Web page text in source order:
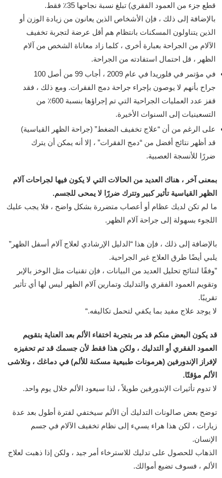
قطع جزء من العمود الفقري) تبلغ نسبة نجاحها 35٪ فقط.
بالإضافة إلى ذلك ، فإن الأشخاص الذين يعانون من زيادة الوزن أو
الذين يتناولون المسكنات بانتظام هم أقل عرضة لتجربة تخفيف
الآلام من الجراحة بعبارة أخرى ، كلما زاد معاناة الشخص من آلام
الظهر ، قل احتمال استفادته من الجراحة.
في مؤتمر في فلوريدا في عام 2009 ، أجاب 99 من أصل 100
جراح بأنهم لا يوصون بإجراء جراحة دمج الفقرات. ومع ذلك ، فقد
قفز عدد العمليات الجراحية التي تم إجراؤها بنسبة 600٪ من
التسعينيات إلى السنوات الأخيرة.
على الرغم من أن “علاج تخفيف الضغط” (جراحة الظهر القياسية)
قد أظهر نتائج أفضل من “دمج الفقرات” ، إلا أنه يمكن أن يترك
ضررًا للأنسجة العصبية.
بمعنى آخر ، هناك العديد من الحالات التي لا يكون فيها لجراحات آلام
الظهر القياسية تأثير كبير وتترك ضررًا لا يمحى للجسم.
ما لم تكن لديك عظام أو أعصاب متضررة بشكل واضح ، فلا يجب عليك
اللجوء بسهولة إلى جراحة آلام الظهر.
بالإضافة إلى ذلك ، فإن هذا “الدليل الإرشادي لعلاج آلام أسفل الظهر”
يلبي أيضًا طرق العلاج غير الجراحية.
وفقًا لنتائج تحليل العديد من البيانات ، فإن تقنيات مثل الوخز بالإبر
وتقويم العمود الفقري والتدليك وتمارين آلام الظهر ليس لها أي تأثير
تقريبًا.
لا يوجد علاج مفيد بما يكفي لتحمل تكاليفه.
قد يكون البعض منكم قد مر بتجربة اختفاء الألم بعد العناية بتقويم
العمود الفقري أو التدليك ، ولكن هذا فقط لأن جسمك قد تم تحفيزه
لإفراز الإندورفين (هرمونات طبيعية مسكنة للألم) في دماغك ، وتلاشى
الألم مؤقتًا.
لا تدوم تأثيرات الإندورفين طويلاً ، لذا سيعود الألم خلال يوم واحد.
توضح بعض صالونات التدليك أن الألم سيختفي لفترة أطول بعد عدة
زيارات ، لكن هذا هراء يسيء إلى نظام تخفيف الآلام في جسم
الإنسان.
الذهاب للحصول على تدليك للاسترخاء أمر جيد ، ولكن إذا ذهبت لعلاج
الألم ، فسوف تضيع أموالك.